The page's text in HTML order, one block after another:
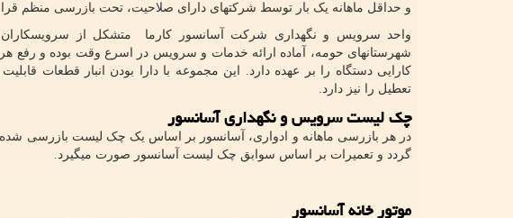
و حداقل ماهانه یک بار توسط شرکتهای دارای صلاحیت، تحت بازرسی منظم
واحد سرویس و نگهداری شرکت آسانسور کارما متشکل از
شهرستانهای حومه، آماده ارائه خدمات و سرویس در اسرع وقت بوده و رفع
کارایی دستگاه را بر عهده دارد. این مجموعه با دارا بودن انبار قطعات
تعطیل را نیز دارد.
چک لیست سرویس و نگهداری آسانسور
در هر بازرسی ماهانه و ادواری، آسانسور بر اساس یک چک لیست بازرسی
گردد و تعمیرات بر اساس سوابق چک لیست آسانسور صورت میگیرد.
موتور خانه آسانسور